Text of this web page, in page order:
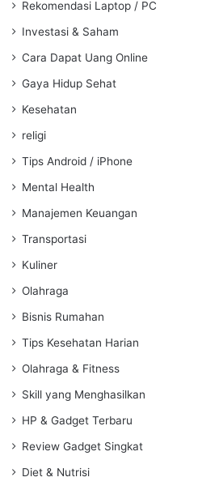
Rekomendasi Laptop / PC
Investasi & Saham
Cara Dapat Uang Online
Gaya Hidup Sehat
Kesehatan
religi
Tips Android / iPhone
Mental Health
Manajemen Keuangan
Transportasi
Kuliner
Olahraga
Bisnis Rumahan
Tips Kesehatan Harian
Olahraga & Fitness
Skill yang Menghasilkan
HP & Gadget Terbaru
Review Gadget Singkat
Diet & Nutrisi